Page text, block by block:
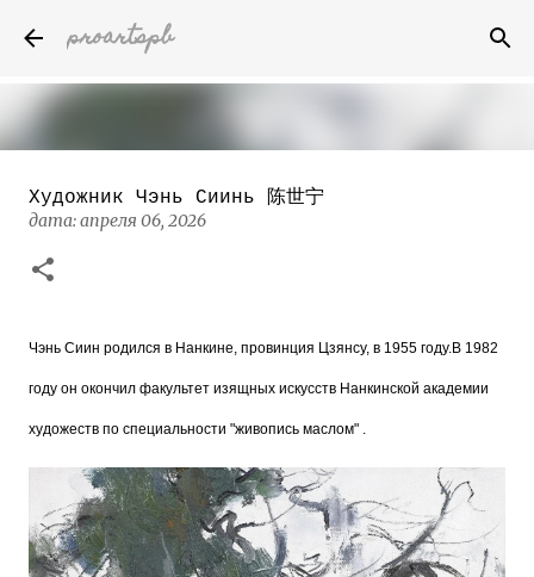
proartspb
Бумажные скульптуры канадского
художника Келвина Николса (Calvin
дата:
Художник Чэнь Сиинь 陈世宁
дата:апреля 06, 2026
Чэнь Сиин родился в Нанкине, провинция Цзянсу, в 1955 году.В 1982
году он окончил факультет изящных искусств Нанкинской академии
художеств по специальности "живопись маслом" .